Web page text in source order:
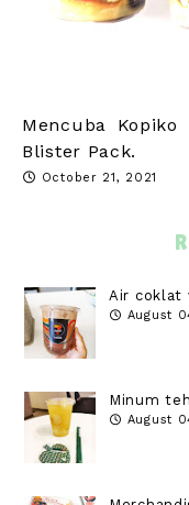
Mencuba
Blister Pack.
October 21, 2021
Air coklat
August
Minum
August